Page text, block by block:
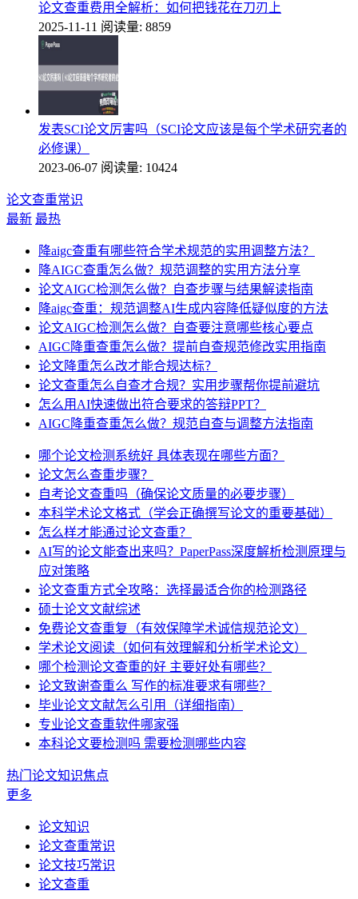
论文查重费用全解析：如何把钱花在刀刃上
2025-11-11 阅读量: 8859
发表SCI论文厉害吗（SCI论文应该是每个学术研究者的
必修课）
2023-06-07 阅读量: 10424
论文查重常识
最新 最热
降aigc查重有哪些符合学术规范的实用调整方法？
降AIGC查重怎么做？规范调整的实用方法分享
论文AIGC检测怎么做？自查步骤与结果解读指南
降aigc查重：规范调整AI生成内容降低疑似度的方法
论文AIGC检测怎么做？自查要注意哪些核心要点
AIGC降重查重怎么做？提前自查规范修改实用指南
论文降重怎么改才能合规达标？
论文查重怎么自查才合规？实用步骤帮你提前避坑
怎么用AI快速做出符合要求的答辩PPT？
AIGC降重查重怎么做？规范自查与调整方法指南
哪个论文检测系统好 具体表现在哪些方面？
论文怎么查重步骤？
自考论文查重吗（确保论文质量的必要步骤）
本科学术论文格式（学会正确撰写论文的重要基础）
怎么样才能通过论文查重？
AI写的论文能查出来吗？PaperPass深度解析检测原理与
应对策略
论文查重方式全攻略：选择最适合你的检测路径
硕士论文文献综述
免费论文查重复（有效保障学术诚信规范论文）
学术论文阅读（如何有效理解和分析学术论文）
哪个检测论文查重的好 主要好处有哪些？
论文致谢查重么 写作的标准要求有哪些？
毕业论文文献怎么引用（详细指南）
专业论文查重软件哪家强
本科论文要检测吗 需要检测哪些内容
热门论文知识焦点
更多
论文知识
论文查重常识
论文技巧常识
论文查重